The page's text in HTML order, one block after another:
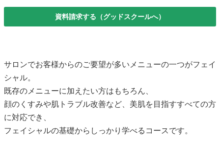
資料請求する（グッドスクールへ）
サロンでお客様からのご要望が多いメニューの一つがフェイ
シャル。
既存のメニューに加えたい方はもちろん、
顔のくすみや肌トラブル改善など、美肌を目指すすべての方
に対応でき、
フェイシャルの基礎からしっかり学べるコースです。